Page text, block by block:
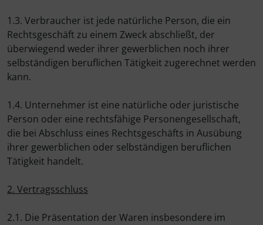
1.3. Verbraucher ist jede natürliche Person, die ein
Rechtsgeschäft zu einem Zweck abschließt, der
überwiegend weder ihrer gewerblichen noch ihrer
selbständigen beruflichen Tätigkeit zugerechnet werden
kann.
1.4. Unternehmer ist eine natürliche oder juristische
Person oder eine rechtsfähige Personengesellschaft,
die bei Abschluss eines Rechtsgeschäfts in Ausübung
ihrer gewerblichen oder selbständigen beruflichen
Tätigkeit handelt.
2. Vertragsschluss
2.1. Die Präsentation der Waren insbesondere im
Feedback Sports
Fulcrum
Gravaa
Hammerhead
Hutchinson
Ingrid